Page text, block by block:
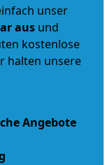
unser
aus und
kostenlose
halten unsere
Angebote